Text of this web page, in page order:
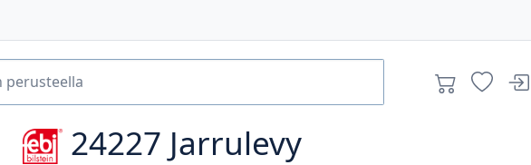
24227 Jarrulevy